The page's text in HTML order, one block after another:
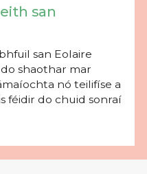
san
san Eolaire
shaothar mar
nó teilifíse a
féidir do chuid sonraí